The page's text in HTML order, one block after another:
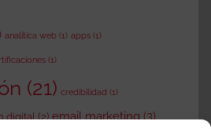
analítica web (1) apps (1)
(1)
(21) credibilidad (1)
digital (2) email marketing(3)